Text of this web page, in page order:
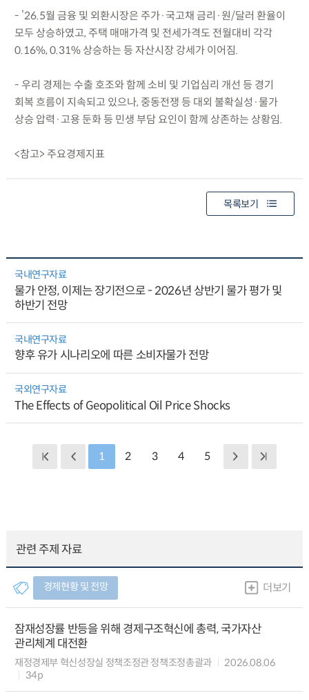
- ’26.5월 금융 및 외환시장은 주가·국고채 금리·원/달러 환율이
모두 상승하였고, 주택 매매가격 및 전세가격도 전월대비 각각
0.16%, 0.31% 상승하는 등 자산시장 강세가 이어짐.
- 우리 경제는 수출 호조와 함께 소비 및 기업심리 개선 등 경기
회복 흐름이 지속되고 있으나, 중동전쟁 등 대외 불확실성·물가
상승 압력·고용 둔화 등 민생 부담 요인이 함께 상존하는 상황임.
<참고> 주요경제지표
목록보기
국내연구자료
물가 안정, 이제는 장기전으로 - 2026년 상반기 물가 평가 및
하반기 전망
국내연구자료
향후 유가 시나리오에 따른 소비자물가 전망
국외연구자료
The Effects of Geopolitical Oil Price Shocks
1 2 3 4 5
관련 주제 자료
경제현황 및 전망 더보기
잠재성장률 반등을 위해 경제구조혁신에 총력, 국가자산
관리체계 대전환
재정경제부 혁신성장실 정책조정관 정책조정총괄과
2026.08.06
34p